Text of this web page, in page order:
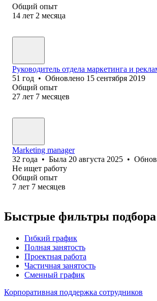
Общий опыт
14 лет 2 месяца
Руководитель отдела маркетинга и
51 год • Обновлено 15 сентября 2019
Общий опыт
27 лет 7 месяцев
Marketing manager
32 года • Была 20 августа 2025 •
Не ищет работу
Общий опыт
7 лет 7 месяцев
Быстрые фильтры
Гибкий график
Полная занятость
Проектная работа
Частичная занятость
Сменный график
Корпоративная поддержка сотрудников